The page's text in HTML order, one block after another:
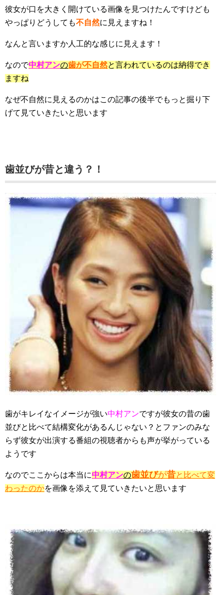
彼女が口を大きく開けている画像を見つけたんですけども
やっぱりどうしても不自然に見えますね！
なんと言いますか人工的な感じに見えます！
なので中村アンの歯が不自然と言われているのは納得でき
ますね
なぜ不自然に見えるのかはこの記事の後半でもっと掘り下
げて見ていきたいと思います
歯並びが昔と違う？！
歯がキレイなイメージが強い中村アンですが彼女の昔の歯
並びと比べて結構変化があるんじゃない？とファンのみな
らず彼女が出演する番組の視聴者からも声が挙がっている
ようです
なのでここからは本当に中村アンの歯並びが昔と比べて変
わったのかを画像を添えて見ていきたいと思います